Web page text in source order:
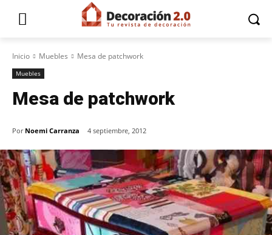
Inicio Muebles Mesa de patchwork
Muebles
Mesa de patchwork
Por Noemi Carranza 4 septiembre, 2012